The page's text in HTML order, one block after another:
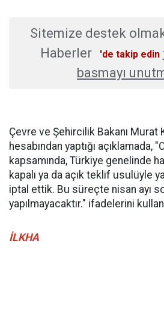
Sitemize destek
Haberler
'de takip edin
basmayı
Çevre ve Şehircilik Bakanı Murat
hesabından yaptığı
kapsamında, Türkiye genelinde
kapalı ya da açık teklif usulüyle
iptal ettik. Bu süreçte nisan ayı
yapılmayacaktır." ifadelerini
İLKHA